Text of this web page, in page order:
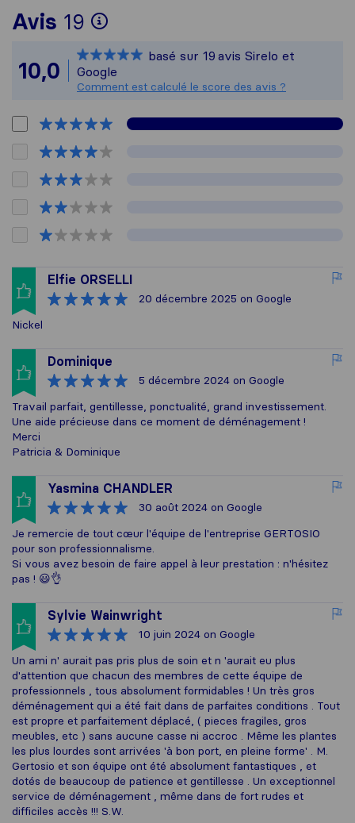
Avis 19
Pour vous donner une
Sirelo n'est pas
Tous les avis recueillis
10,0
basé sur 19 avis Sirelo et
Google
Comment est calculé le score des avis ?
Elfie ORSELLI
20 décembre 2025 on Google
Nickel
Dominique
5 décembre 2024 on Google
Travail parfait, gentillesse, ponctualité, grand investissement.
Une aide précieuse dans ce moment de déménagement !
Merci
Patricia & Dominique
Yasmina CHANDLER
30 août 2024 on Google
Je remercie de tout cœur l'équipe de l'entreprise GERTOSIO
pour son professionnalisme.
Si vous avez besoin de faire appel à leur prestation : n'hésitez
pas ! 😃👌
Sylvie Wainwright
10 juin 2024 on Google
Un ami n' aurait pas pris plus de soin et n 'aurait eu plus
d'attention que chacun des membres de cette équipe de
professionnels , tous absolument formidables ! Un très gros
déménagement qui a été fait dans de parfaites conditions . Tout
est propre et parfaitement déplacé, ( pieces fragiles, gros
meubles, etc ) sans aucune casse ni accroc . Même les plantes
les plus lourdes sont arrivées 'à bon port, en pleine forme' . M.
Gertosio et son équipe ont été absolument fantastiques , et
dotés de beaucoup de patience et gentillesse . Un exceptionnel
service de déménagement , même dans de fort rudes et
difficiles accès !!! S.W.